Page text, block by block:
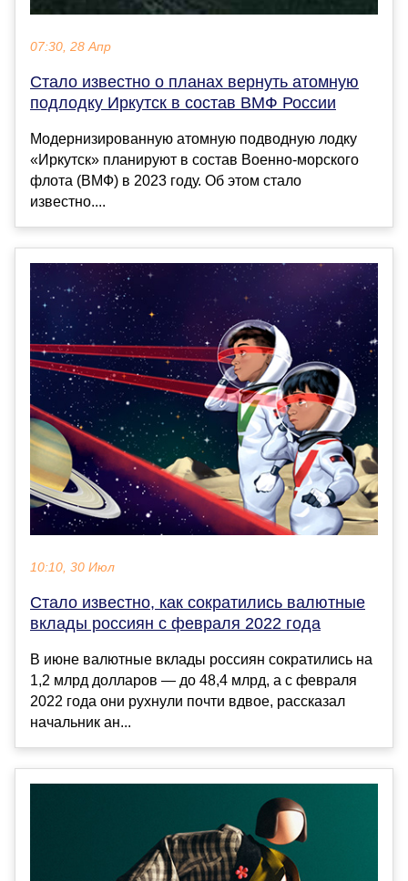
07:30, 28 Апр
Стало известно о планах вернуть атомную
подлодку Иркутск в состав ВМФ России
Модернизированную атомную подводную лодку
«Иркутск» планируют в состав Военно-морского
флота (ВМФ) в 2023 году. Об этом стало
известно....
10:10, 30 Июл
Стало известно, как сократились валютные
вклады россиян с февраля 2022 года
В июне валютные вклады россиян сократились на
1,2 млрд долларов — до 48,4 млрд, а с февраля
2022 года они рухнули почти вдвое, рассказал
начальник ан...